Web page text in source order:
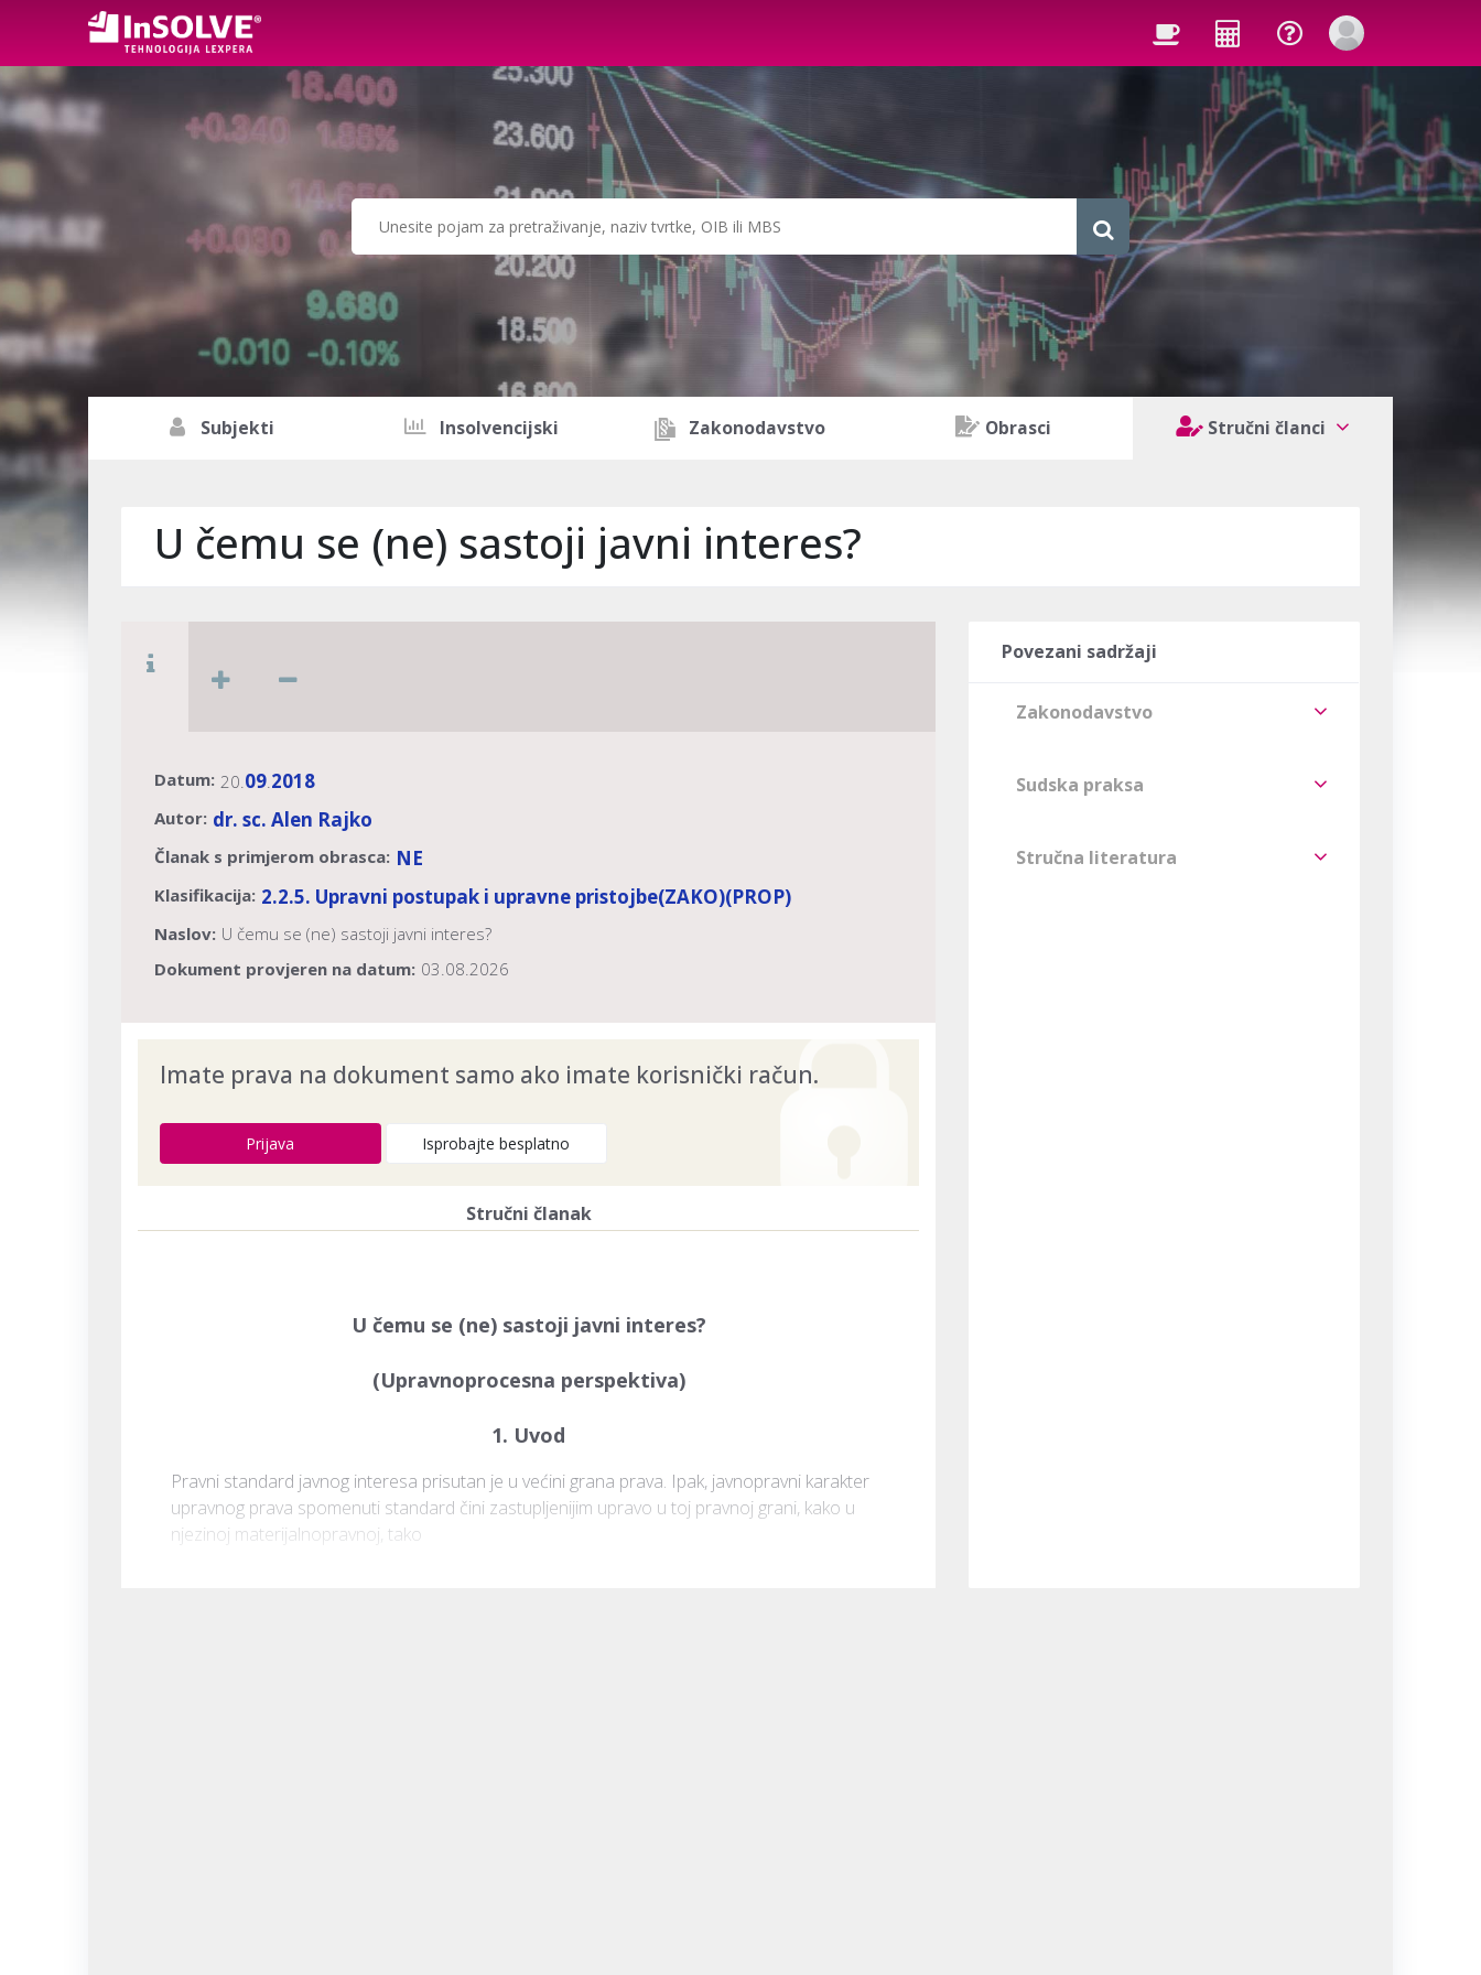
Subjekti Insolvencijski Zakonodavstvo Obrasci Stručni članci
U čemu se (ne) sastoji javni interes?
Datum: 20.09.2018
Autor: dr. sc. Alen Rajko
Članak s primjerom obrasca: NE
Klasifikacija: 2.2.5. Upravni postupak i upravne pristojbe(ZAKO)(PROP)
Naslov: U čemu se (ne) sastoji javni interes?
Dokument provjeren na datum: 03.08.2026
Imate prava na dokument samo ako imate korisnički račun.
Prijava Isprobajte besplatno
Stručni članak
U čemu se (ne) sastoji javni interes?
(Upravnoprocesna perspektiva)
1. Uvod
Pravni standard javnog interesa prisutan je u većini grana prava. Ipak, javnopravni karakter
upravnog prava spomenuti standard čini zastupljenijim upravo u toj pravnoj grani, kako u
njezinoj materijalnopravnoj, tako
Povezani sadržaji
Zakonodavstvo
Sudska praksa
Stručna literatura